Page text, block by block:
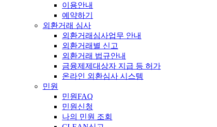
이용안내
예약하기
외환거래 심사
외환거래심사업무 안내
외환거래별 신고
외환거래 법규안내
금융제제대상자 지급 등 허가
온라인 외환심사 시스템
민원
민원FAQ
민원신청
나의 민원 조회